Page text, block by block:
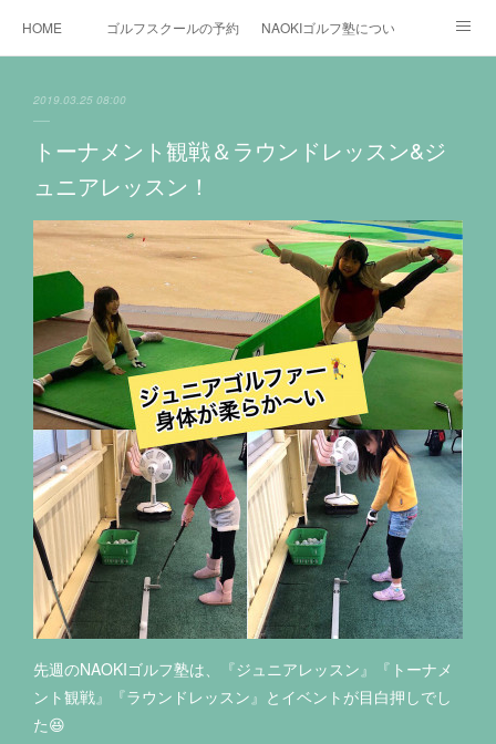
HOME ゴルフスクールの予約状況NAOKIゴルフ塾について
インスタグラム X
2019.03.25 08:00
トーナメント観戦＆ラウンドレッスン&ジ
ュニアレッスン！
先週のNAOKIゴルフ塾は、『ジュニアレッスン』『トーナメ
ント観戦』『ラウンドレッスン』とイベントが目白押しでし
た😆